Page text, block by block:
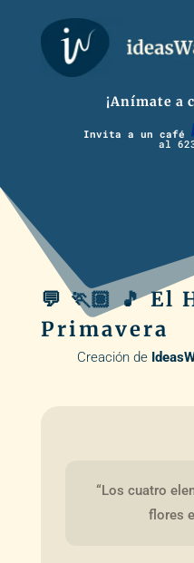
¡Anímate a
Invita a un café
al
💬 🏃🏽 🎵 El
Primavera
Creación de
“Los cuatro
flores